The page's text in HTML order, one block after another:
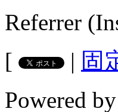
Referrer
[
| 固
Powered by